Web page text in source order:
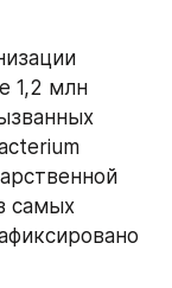
1,2 млн
самых